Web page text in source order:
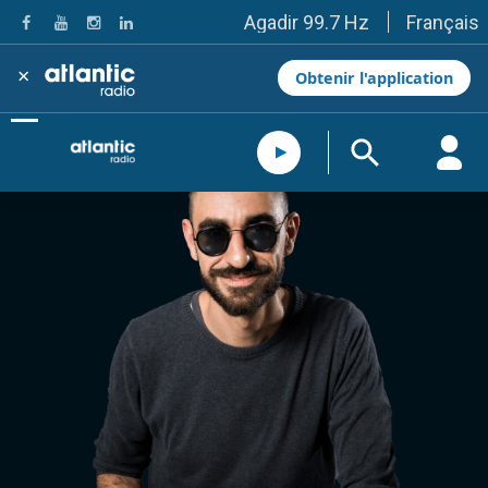
Agadir 99.7 Hz
Tanger 103.3 Hz
Tétouan 87.8 Hz
Fès 98.8 Hz
Meknès 97.2 Hz
El Jadida 97.3
Settat 104,6
Essaouira 96.6
Safi 92.3
Taza 103.0
Taounate 95.6
Tiznit 103.1
SkhourRhamna 92.2
Taroudant 104.9
Guelmim 91.9
Tan-Tan 95.2
Tafraout 104.9
Casablanca 92.5 Hz
Rabat, Salé 106.9 Hz
Marrakech 90.5 Hz
Français
× Obtenir l'application